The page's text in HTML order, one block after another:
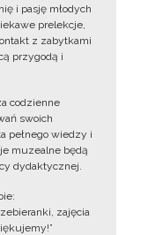
i pasję młodych
prelekcje,
z zabytkami
przygodą i
codzienne
swoich
pełnego wiedzy i
muzealne będą
dydaktycznej.
zajęcia